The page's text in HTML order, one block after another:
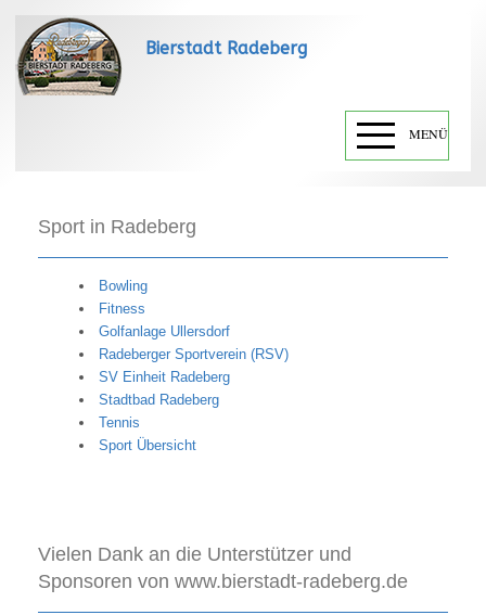
Bierstadt Radeberg
MENÜ
Sport in Radeberg
Bowling
Fitness
Golfanlage Ullersdorf
Radeberger Sportverein (RSV)
SV Einheit Radeberg
Stadtbad Radeberg
Tennis
Sport Übersicht
Vielen Dank an die Unterstützer und
Sponsoren von www.bierstadt-radeberg.de